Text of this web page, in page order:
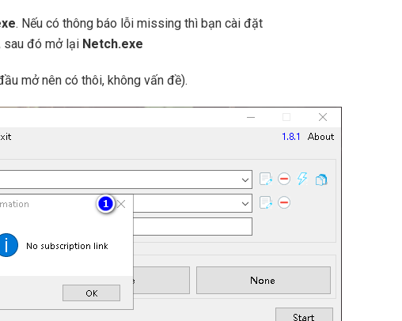
. Nếu có thông báo lỗi missing thì bạn cài đặt
sau đó mở lại Netch.exe
mở nên có thôi, không vấn đề).